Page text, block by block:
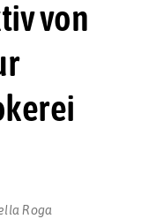
von
Roga